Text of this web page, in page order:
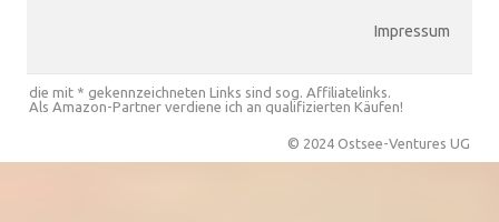
Impressum
die mit * gekennzeichneten Links sind sog. Affiliatelinks.
Als Amazon-Partner verdiene ich an qualifizierten Käufen!
© 2024 Ostsee-Ventures UG